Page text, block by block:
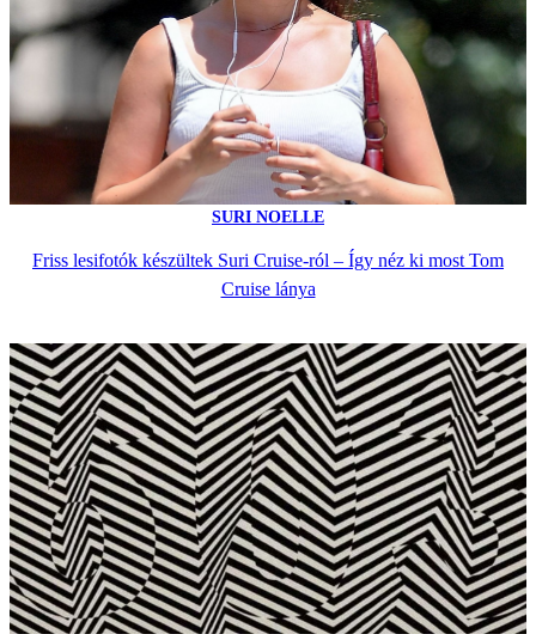
SURI NOELLE
Friss lesifotók készültek Suri Cruise-ról – Így néz ki most Tom
Cruise lánya